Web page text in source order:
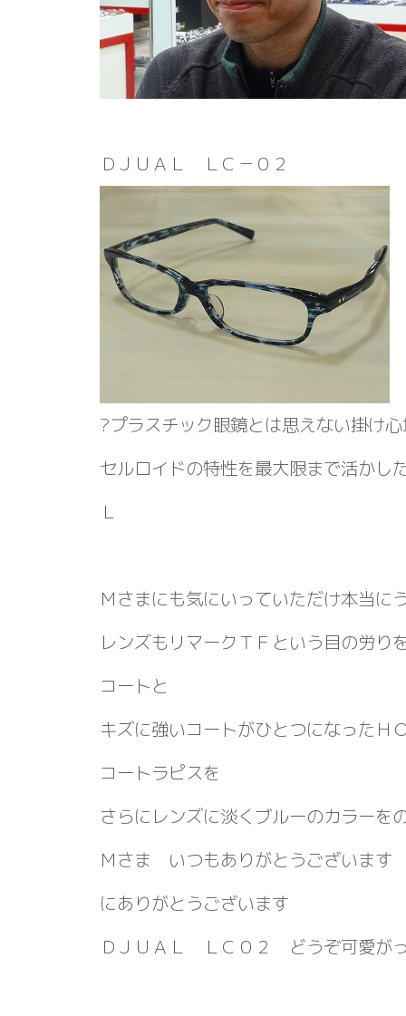
ＤＪＵＡＬ ＬＣ－０２
?プラスチック眼鏡とは思えない掛け
セルロイドの特性を最大限まで活かし
Ｌ
Ｍさまにも気にいっていただけ本当に
レンズもリマークＴＦという目の労り
コートと
キズに強いコートがひとつになったＨ
コートラピスを
さらにレンズに淡くブルーのカラーを
Ｍさま いつもありがとうございます
にありがとうございます
ＤＪＵＡＬ ＬＣ０２ どうぞ可愛が